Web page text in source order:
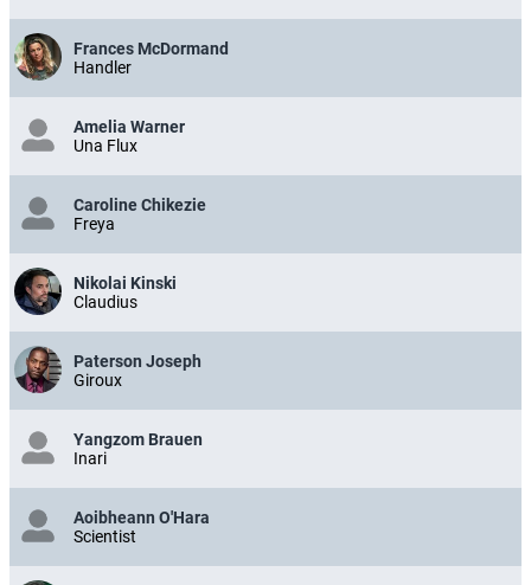
Frances McDormand
Handler
Amelia Warner
Una Flux
Caroline Chikezie
Freya
Nikolai Kinski
Claudius
Paterson Joseph
Giroux
Yangzom Brauen
Inari
Aoibheann O'Hara
Scientist